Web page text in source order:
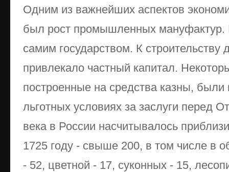
Одним из важнейших аспектов
был рост промышленных мануфактур.
самим государством. К строительству
привлекало частный капитал.
построенные на средства казны,
льготных условиях за заслуги перед
века в России насчитывалось
1725 году - свыше 200, в том числе в
- 52, цветной - 17, суконных - 15,